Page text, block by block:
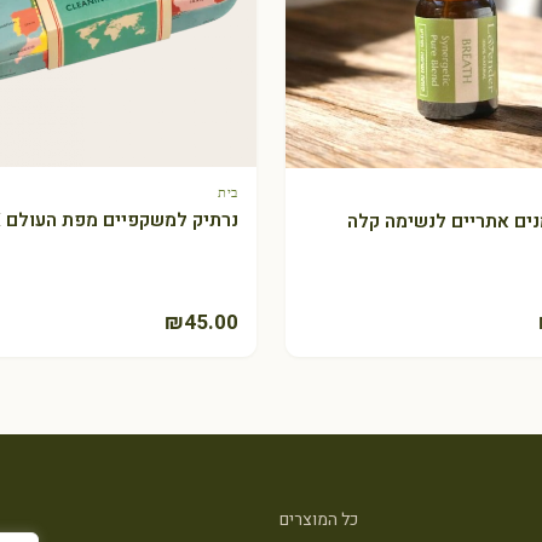
אתריים לנשימה קלה
בית
נרתיק למשקפיים מפת העולם REX
₪45.00
כל המוצרים